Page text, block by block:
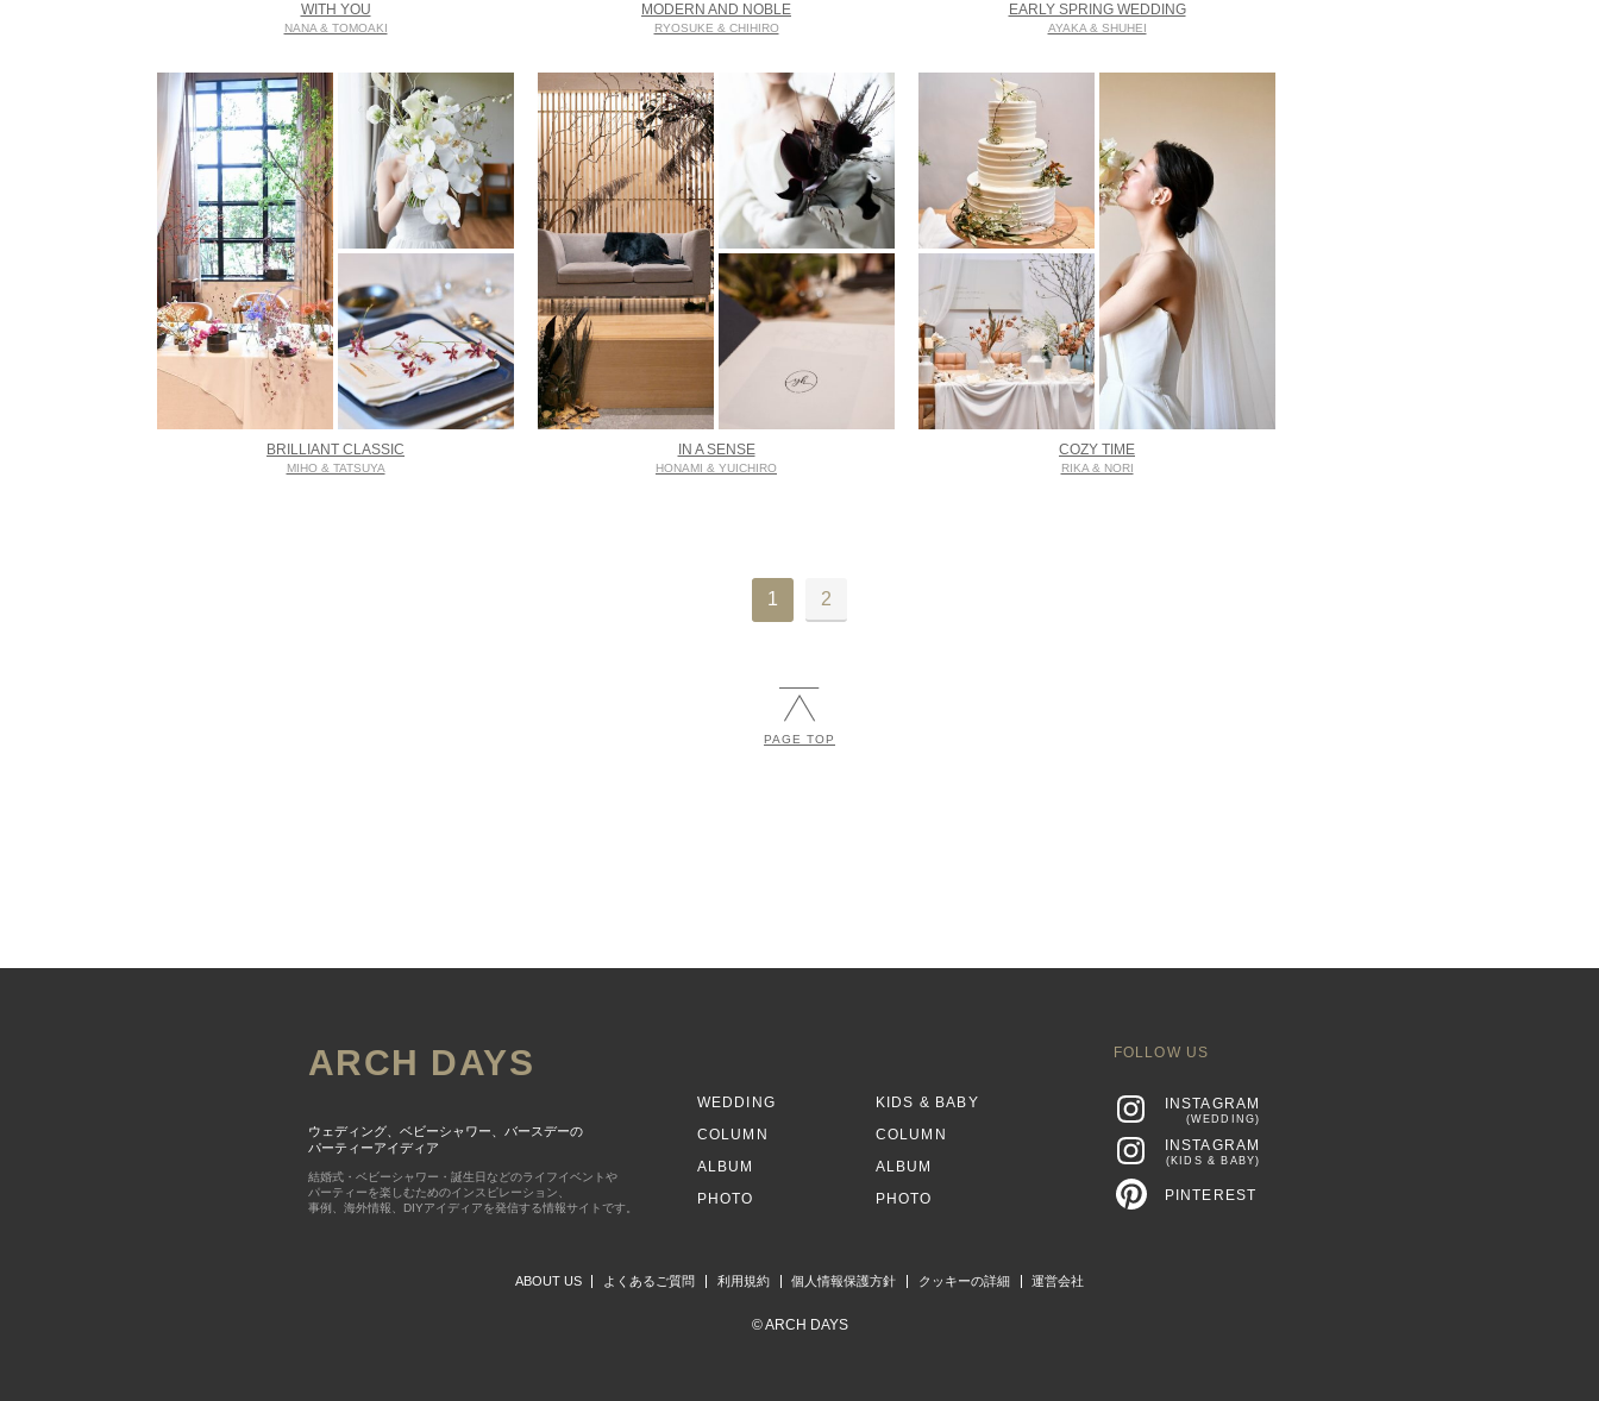
WITH YOU
NANA & TOMOAKI
MODERN AND NOBLE
RYOSUKE & CHIHIRO
EARLY SPRING WEDDING
AYAKA & SHUHEI
BRILLIANT CLASSIC
MIHO & TATSUYA
IN A SENSE
HONAMI & YUICHIRO
COZY TIME
RIKA & NORI
1 2
PAGE TOP
ARCH DAYS
ウェディング、ベビーシャワー、バースデーの
パーティーアイディア
結婚式・ベビーシャワー・誕生日などのライフイベントや
パーティーを楽しむためのインスピレーション、
事例、海外情報、DIYアイディアを発信する情報サイトです。
WEDDING
COLUMN
ALBUM
PHOTO
KIDS & BABY
COLUMN
ALBUM
PHOTO
FOLLOW US
INSTAGRAM
(WEDDING)
INSTAGRAM
(KIDS & BABY)
PINTEREST
ABOUT US よくあるご質問 利用規約 個人情報保護方針 クッキーの詳細 運営会社
© ARCH DAYS